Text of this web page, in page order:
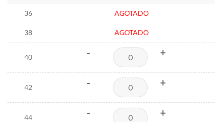
36 AGOTADO
38 AGOTADO
40 - +
42 - +
44 - +